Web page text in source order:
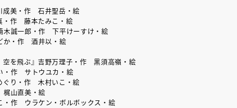
成美・作 石井聖岳・絵
・作 藤本たみこ・絵
木誠一郎・作 下平けーすけ・絵
か・作 酒井以・絵
空を飛ぶ』吉野万理子・作 黒須高嶺・絵
・作 サトウユカ・絵
ぐり・作 木村いこ・絵
山直美・絵
・作 ウラケン・ボルボックス・絵